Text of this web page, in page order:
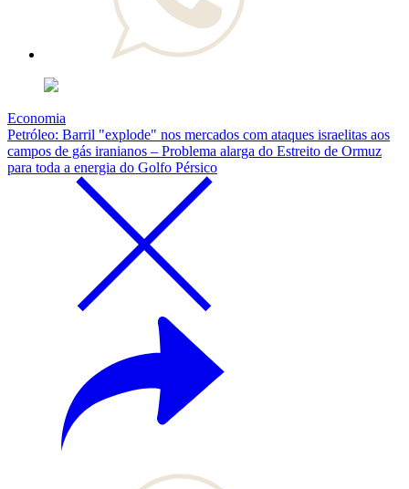
Economia
Petróleo: Barril "explode" nos mercados com ataques israelitas aos
campos de gás iranianos – Problema alarga do Estreito de Ormuz
para toda a energia do Golfo Pérsico